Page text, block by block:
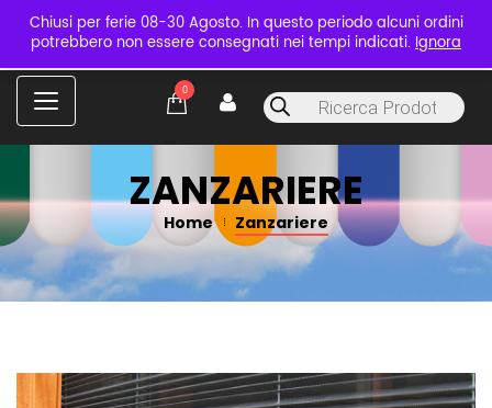
Chiusi per ferie 08-30 Agosto. In questo periodo alcuni ordini
potrebbero non essere consegnati nei tempi indicati. Ignora
Products
search
0
C
a
t
e
s
ZANZARIERE
Home Zanzariere